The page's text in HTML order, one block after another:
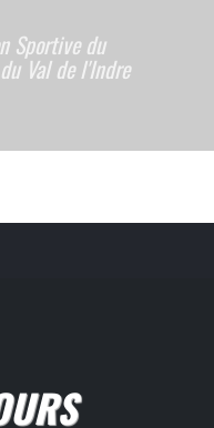
Sportive du
Val de l'Indre